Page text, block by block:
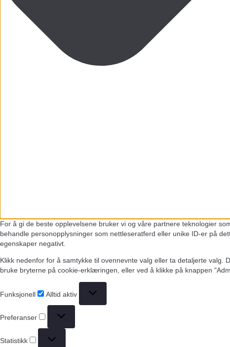
For å gi de beste opplevelsene bruker vi og våre partnere teknologier
behandle personopplysninger som nettleseratferd eller unike ID-er på
egenskaper negativt.
Klikk nedenfor for å samtykke til ovennevnte valg eller ta detaljerte
bruke bryterne på cookie-erklæringen, eller ved å klikke på knappen
Funksjonell Alltid aktiv
Preferanser
Statistikk